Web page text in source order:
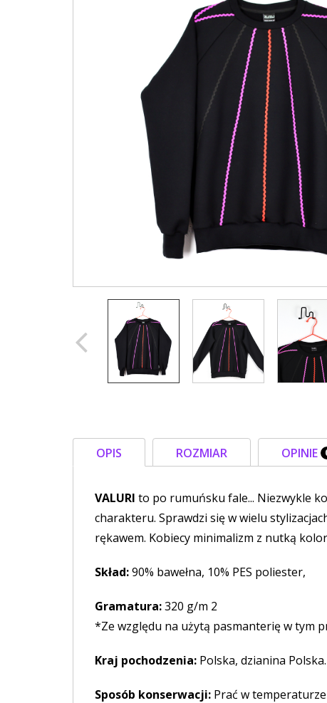
OPIS ROZMIAR OPINIE
VALURI to po rumuńsku fale... Niezwykle
charakteru. Sprawdzi się w wielu
rękawem. Kobiecy minimalizm z nutką
Skład:90% bawełna, 10% PES poliester,
Gramatura:320 g/m 2
*Ze względu na użytą pasmanterię w tym
Kraj pochodzenia: Polska, dzianina Polska.
Sposób konserwacji: Prać w